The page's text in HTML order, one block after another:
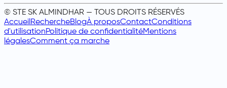
© STE SK ALMINDHAR — TOUS DROITS RÉSERVÉS
AccueilRechercheBlogÀ proposContactConditions
d'utilisationPolitique de confidentialitéMentions
légalesComment ça marche